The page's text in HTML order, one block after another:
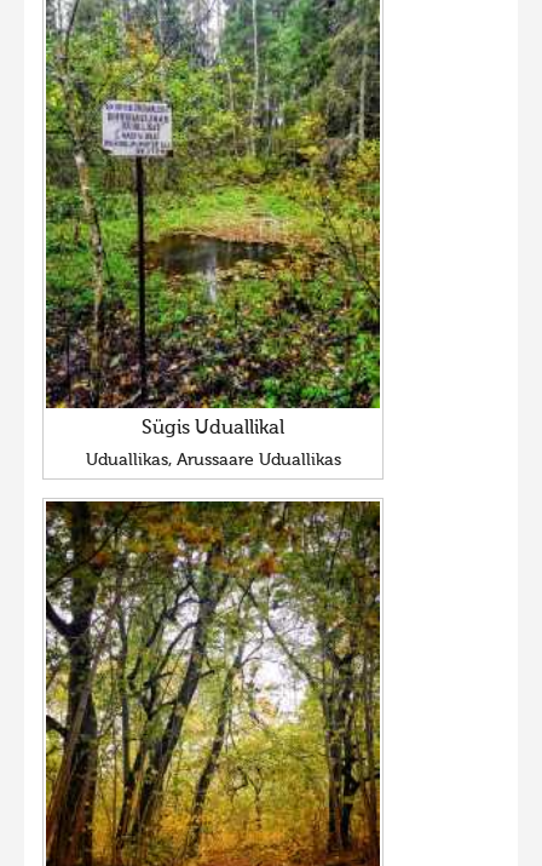
Sügis Uduallikal
Uduallikas, Arussaare Uduallikas